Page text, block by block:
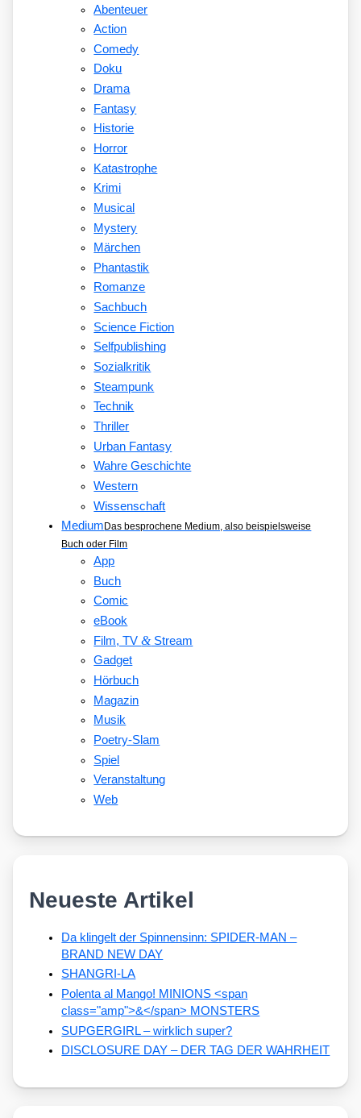
Abenteuer
Action
Comedy
Doku
Drama
Fantasy
Historie
Horror
Katastrophe
Krimi
Musical
Mystery
Märchen
Phantastik
Romanze
Sachbuch
Science Fiction
Selfpublishing
Sozialkritik
Steampunk
Technik
Thriller
Urban Fantasy
Wahre Geschichte
Western
Wissenschaft
Medium Das besprochene Medium, also beispielsweise
Buch oder Film
App
Buch
Comic
eBook
Film, TV&Stream
Gadget
Hörbuch
Magazin
Musik
Poetry-Slam
Spiel
Veranstaltung
Web
Neueste Artikel
Da klingelt der Spinnensinn: SPIDER-MAN –
BRAND NEW DAY
SHANGRI-LA
Polenta al Mango! MINIONS <span
class="amp">&</span> MONSTERS
SUPGERGIRL – wirklich super?
DISCLOSURE DAY – DER TAG DER WAHRHEIT